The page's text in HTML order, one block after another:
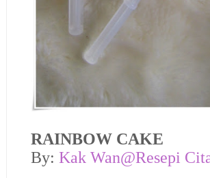
RAINBOW CAKE
By: Kak Wan@Resepi